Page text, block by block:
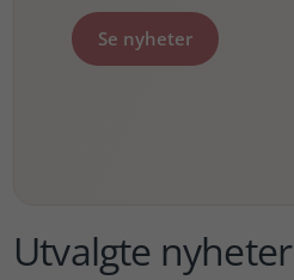
Se nyheter
Utvalgte nyheter